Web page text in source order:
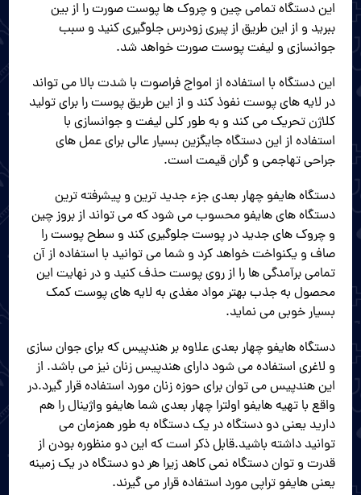
این دستگاه تمامی چین و چروک‌ ها پوست صورت را از بین
ببرید و از این طریق از پیری زودرس جلوگیری کنید و سبب
جوانسازی و لیفت پوست صورت خواهد شد.
این دستگاه با استفاده از امواج فراصوت با شدت بالا می تواند
در لایه های پوست نفوذ کند و از این طریق پوست را برای تولید
کلاژن تحریک می کند و به طور کلی لیفت و جوانسازی با
استفاده از این دستگاه جایگزین بسیار عالی برای عمل های
جراحی تهاجمی و گران قیمت است.
دستگاه هایفو چهار بعدی جزء جدید ترین و پیشرفته ترین
دستگاه های هایفو محسوب می‌ شود که می‌ تواند از بروز چین
و چروک های جدید در پوست جلوگیری کند و سطح پوست را
صاف و یکنواخت خواهد کرد و شما می توانید با استفاده از آن
تمامی برآمدگی ها را از روی پوست حذف کنید و در نهایت این
محصول به جذب بهتر مواد مغذی به لایه های پوست کمک
بسیار خوبی می نماید.
دستگاه هایفو چهار بعدی علاوه بر هندپیس که برای جوان سازی
و لاغری استفاده می شود دارای هندپیس زنان نیز می باشد. از
این هندپیس می توان برای حوزه زنان مورد استفاده قرار گیرد.در
واقع با تهیه هایفو اولترا چهار بعدی شما هایفو واژینال را هم
دارید یعنی دو دستگاه در یک دستگاه به طور همزمان می
توانید داشته باشید.قابل ذکر است که این دو منظوره بودن از
قدرت و توان دستگاه نمی کاهد زیرا هر دو دستگاه در یک زمینه
یعنی هایفو تراپی مورد استفاده قرار می گیرند.